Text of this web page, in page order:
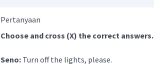
Pertanyaan
Choose and cross (X) the correct answers.
Seno: Turn off the lights, please.